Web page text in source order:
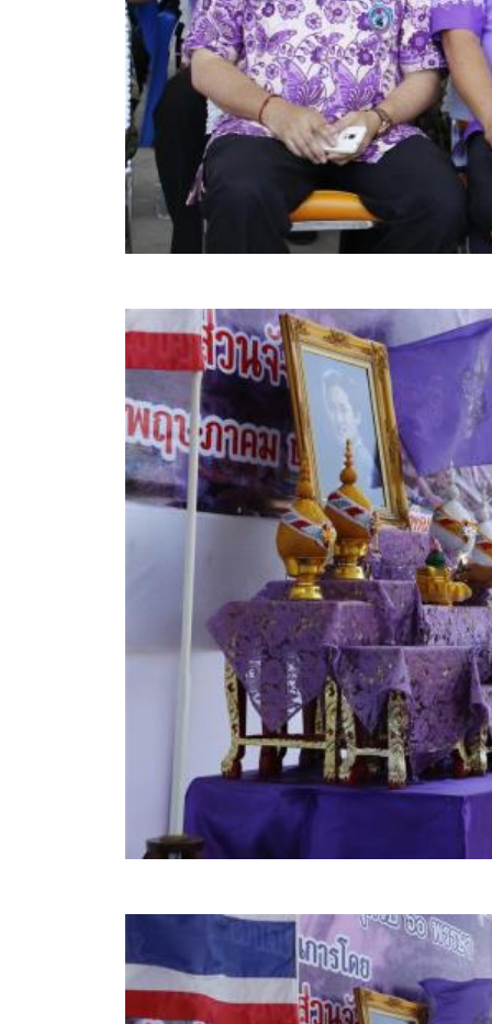
ข้อบัญญัติงบประมาณรายจ่ายประจำปี ของ อบจ.สุ
ข้อบัญญัติอื่นๆ ของ อบจ.สุพรรณบุรี
รายงานการประชุมสภา อบจ.สุพรรณบุรี
รายงานรายรับรายจ่าย อบจ.สุพรรณบุรี
สรุปผลการประเมินความพึงพอใจ
ระบบสืบค้นข้อมูล ประกาศ ก.จ.จ. สุพรรณบุรี (พ.ศ
Document
คลินิกเซ็นเตอร์
แบบฟอร์มบริหารงานบุคคล
รายงานตรวจสอบภายใน
รายงานเครื่องจักรกล อบจ.
ศูนย์อำนวยการการเลือกตั้ง สมาชิกสภาและนายก
งานแผนการบริหารจัดการความเสี่ยงของ อบจ.สุพร